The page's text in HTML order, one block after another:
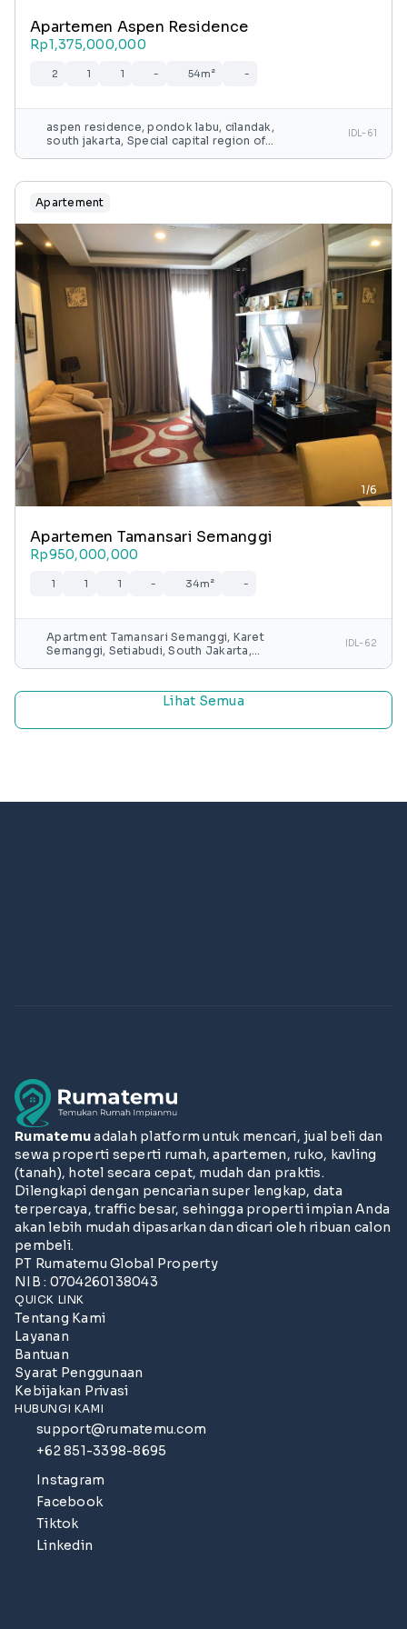
Apartemen Aspen Residence
Rp1,375,000,000
2 1 1 - 54m² -
aspen residence, pondok labu, cilandak,
south jakarta, Special capital region of
IDL-61
Apartement
1/6
Apartemen Tamansari Semanggi
Rp950,000,000
1 1 1 - 34m² -
Apartment Tamansari Semanggi, Karet
Semanggi, Setiabudi, South Jakarta,
IDL-62
Lihat Semua
Rumatemuadalah platform untuk mencari, jual beli dan
sewa properti seperti rumah, apartemen, ruko, kavling
(tanah), hotel secara cepat, mudah dan praktis.
Dilengkapi dengan pencarian super lengkap, data
terpercaya, traffic besar, sehingga properti impian Anda
akan lebih mudah dipasarkan dan dicari oleh ribuan calon
pembeli.
PT Rumatemu Global Property
NIB : 0704260138043
QUICK LINK
Tentang Kami
Layanan
Bantuan
Syarat Penggunaan
Kebijakan Privasi
HUBUNGI KAMI
support@rumatemu.com
+62 851-3398-8695
Instagram
Facebook
Tiktok
Linkedin